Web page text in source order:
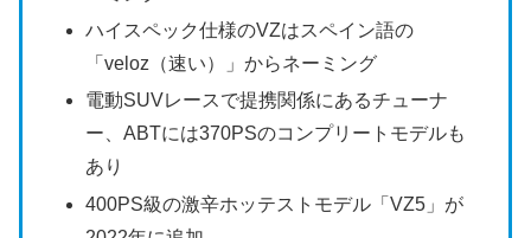
ハイスペック仕様のVZはスペイン語の
「veloz（速い）」からネーミング
電動SUVレースで提携関係にあるチューナ
ー、ABTには370PSのコンプリートモデルも
あり
400PS級の激辛ホッテストモデル「VZ5」が